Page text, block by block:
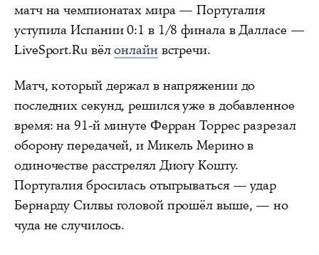
матч на чемпионатах мира — Португалия
уступила Испании 0:1 в 1/8 финала в Далласе —
LiveSport.Ru вёлонлайн встречи.
Матч, который держал в напряжении до
последних секунд, решился уже в добавленное
время: на 91-й минуте Ферран Торрес разрезал
оборону передачей, и Микель Мерино в
одиночестве расстрелял Диогу Кошту.
Португалия бросилась отыгрываться — удар
Бернарду Силвы головой прошёл выше, — но
чуда не случилось.